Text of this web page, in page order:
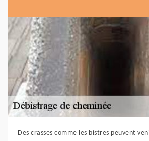
Des crasses comme les bistres peuvent